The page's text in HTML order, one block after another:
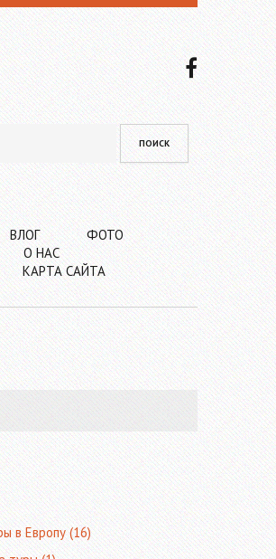
ВЛОГ
ФОТО
О НАС
КАРТА САЙТА
в Европу(16)